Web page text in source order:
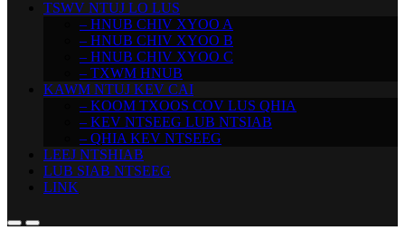
TSWV NTUJ LO LUS
– HNUB CHIV XYOO A
– HNUB CHIV XYOO B
– HNUB CHIV XYOO C
– TXWM HNUB
KAWM NTUJ KEV CAI
– KOOM TXOOS COV LUS QHIA
– KEV NTSEEG LUB NTSIAB
– QHIA KEV NTSEEG
LEEJ NTSHIAB
LUB SIAB NTSEEG
LINK